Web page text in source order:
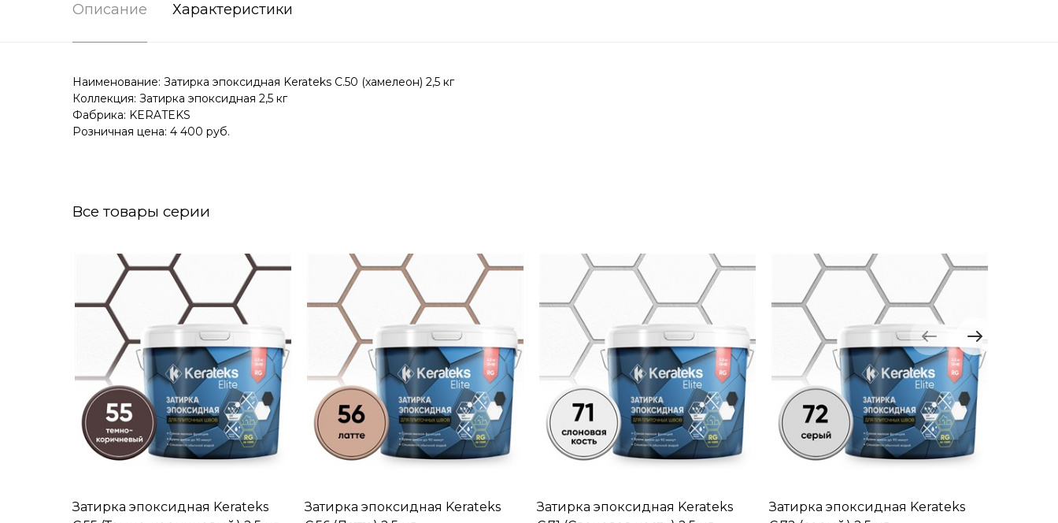
Описание Характеристики
Наименование: Затирка эпоксидная Kerateks C.50 (хамелеон) 2,5 кг
Коллекция: Затирка эпоксидная 2,5 кг
Фабрика: KERATEKS
Розничная цена: 4 400 руб.
Все товары серии
Затирка эпоксидная Kerateks
Затирка эпоксидная Kerateks
Затирка эпоксидная Kerateks
Затирка эпоксидная Kerateks